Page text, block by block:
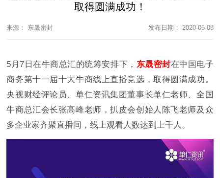
取得圆满成功！
来源： 东晟密封 发布日期： 2020-05-08
5月7日在牛商总汇的统筹安排下， 东晟密封在中国电子
商务第十一届十大牛商线上直播竞选，取得圆满成功。
央视财经评论员、单仁资讯集团董事长单仁老师、全国
牛商总汇会长张高峰老师，扒皮会创始人陈飞老师及众
多企业家齐聚直播间，线上观看人数达到上千人。